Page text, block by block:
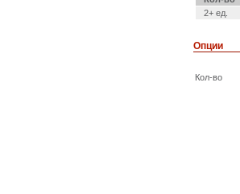
2+ ед.
Опции
Кол-во